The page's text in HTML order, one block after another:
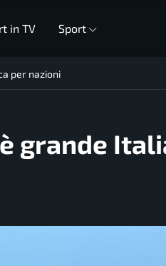
in TV Sport
per nazioni
grande